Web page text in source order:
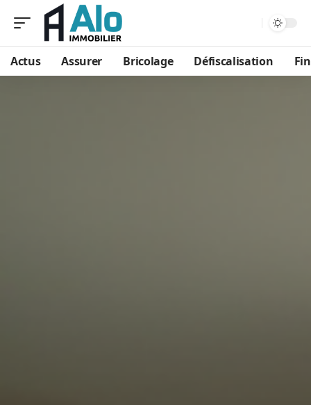
Actus Assurer Bricolage Défiscalisation